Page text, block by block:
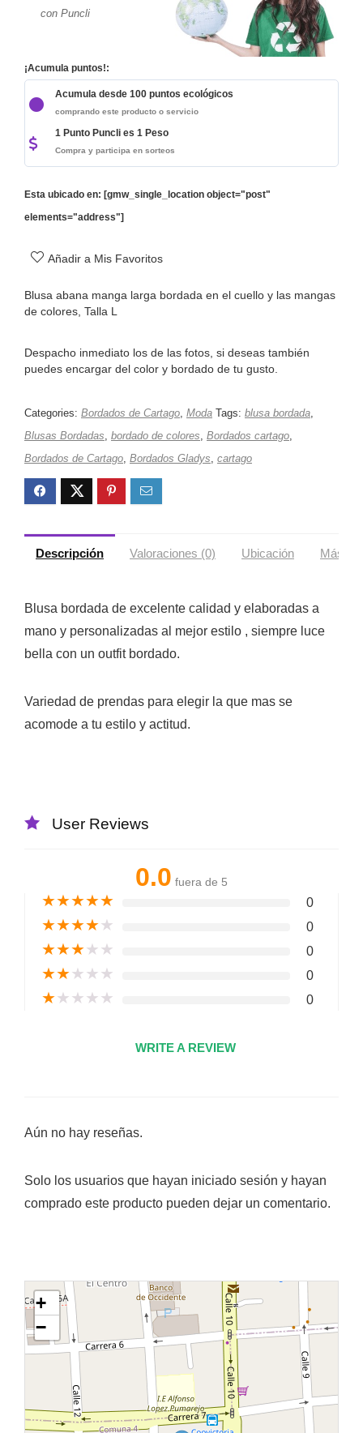
con Puncli
¡Acumula puntos!:
Acumula desde 100 puntos ecológicos
comprando este producto o servicio
1 Punto Puncli es 1 Peso
Compra y participa en sorteos
Esta ubicado en: [gmw_single_location object="post"
elements="address"]
Añadir a Mis Favoritos
Blusa abana manga larga bordada en el cuello y las mangas
de colores, Talla L
Despacho inmediato los de las fotos, si deseas también
puedes encargar del color y bordado de tu gusto.
Categories: Bordados de Cartago, Moda Tags: blusa bordada,
Blusas Bordadas, bordado de colores, Bordados cartago,
Bordados de Cartago, Bordados Gladys, cartago
Descripción Valoraciones (0) Ubicación Más
Blusa bordada de excelente calidad y elaboradas a
mano y personalizadas al mejor estilo , siempre luce
bella con un outfit bordado.
Variedad de prendas para elegir la que mas se
acomode a tu estilo y actitud.
User Reviews
0.0 fuera de 5
★★★★★ 0
★★★★★ 0
★★★★★ 0
★★★★★ 0
★★★★★ 0
WRITE A REVIEW
Aún no hay reseñas.
Solo los usuarios que hayan iniciado sesión y hayan
comprado este producto pueden dejar un comentario.
+
−